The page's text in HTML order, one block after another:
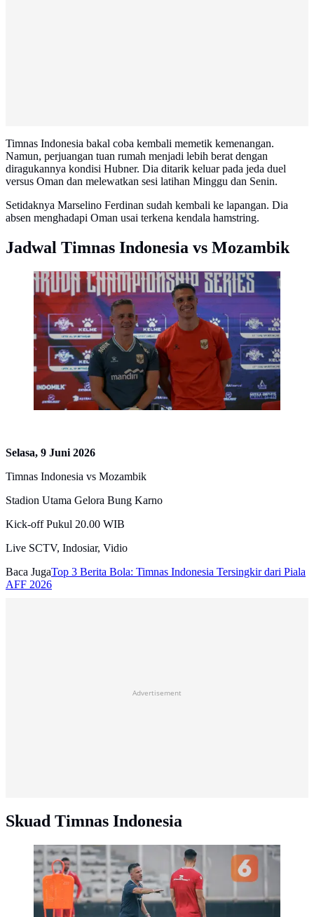
Timnas Indonesia bakal coba kembali memetik kemenangan.
Namun, perjuangan tuan rumah menjadi lebih berat dengan
diragukannya kondisi Hubner. Dia ditarik keluar pada jeda duel
versus Oman dan melewatkan sesi latihan Minggu dan Senin.
Setidaknya Marselino Ferdinan sudah kembali ke lapangan. Dia
absen menghadapi Oman usai terkena kendala hamstring.
Jadwal Timnas Indonesia vs Mozambik
Timnas Indonesia mewaspadai betul kekuatan dan
keunggulan dari Mozambik. (Bola.com/Abdul Aziz)
Selasa, 9 Juni 2026
Timnas Indonesia vs Mozambik
Stadion Utama Gelora Bung Karno
Kick-off Pukul 20.00 WIB
Live SCTV, Indosiar, Vidio
Baca JugaTop 3 Berita Bola: Timnas Indonesia Tersingkir dari Piala
AFF 2026
Advertisement
Skuad Timnas Indonesia